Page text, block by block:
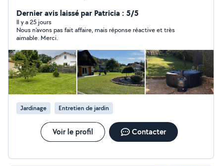
Taillage de haie,Débroussaillage, Nettoyage de vos
terrasses ou balcon , Désherbage, petit bricolage, aide
pour faire vos courses, sortir vos animaux et leurs
donner à manger lors de vos absences, aide pour
déménagement et tout autres demandes en rapport
avec l'aide à la personne.
Dernier avis laissé par Patricia : 5/5
Il y a 25 jours
Nous n'avons pas fait affaire, mais réponse réactive et très
aimable. Merci.
Jardinage Entretien de jardin
Voir le profil Contacter